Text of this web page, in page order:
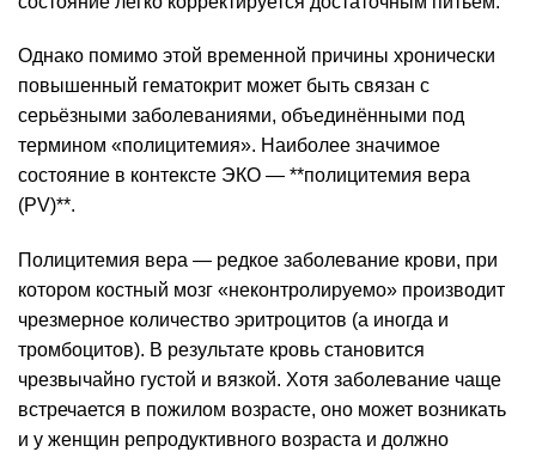
Однако помимо этой временной причины хронически
повышенный гематокрит может быть связан с
серьёзными заболеваниями, объединёнными под
термином «полицитемия». Наиболее значимое
состояние в контексте ЭКО — **полицитемия вера
(PV)**.
Полицитемия вера — редкое заболевание крови, при
котором костный мозг «неконтролируемо» производит
чрезмерное количество эритроцитов (а иногда и
тромбоцитов). В результате кровь становится
чрезвычайно густой и вязкой. Хотя заболевание чаще
встречается в пожилом возрасте, оно может возникать
и у женщин репродуктивного возраста и должно